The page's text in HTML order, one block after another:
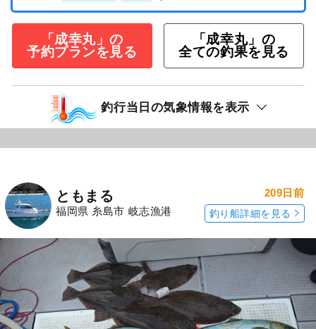
「成幸丸」の
予約プランを見る
「成幸丸」の
全ての釣果を見る
釣行当日の気象情報を表示
ともまる
福岡県 糸島市 岐志漁港
209日前
釣り船詳細を見る